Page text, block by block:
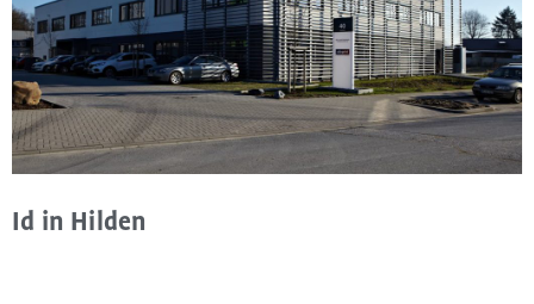
Id in Hilden